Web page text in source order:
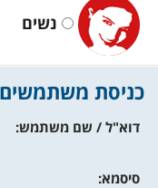
נשים
כניסת
דוא"ל / שם משתמש:
סיסמא: